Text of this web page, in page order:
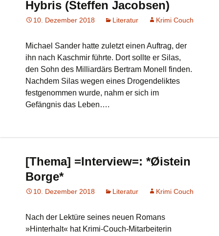
Hybris (Steffen Jacobsen)
10. Dezember 2018 Literatur Krimi Couch
Michael Sander hatte zuletzt einen Auftrag, der
ihn nach Kaschmir führte. Dort sollte er Silas,
den Sohn des Milliardärs Bertram Monell finden.
Nachdem Silas wegen eines Drogendeliktes
festgenommen wurde, nahm er sich im
Gefängnis das Leben….
[Thema] =Interview=: *Øistein
Borge*
10. Dezember 2018 Literatur Krimi Couch
Nach der Lektüre seines neuen Romans
»Hinterhalt« hat Krimi-Couch-Mitarbeiterin